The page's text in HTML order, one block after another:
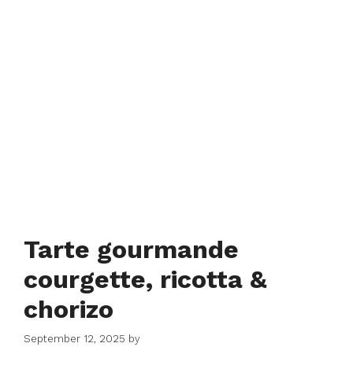
Tarte gourmande
courgette, ricotta &
chorizo
September 12, 2025 by